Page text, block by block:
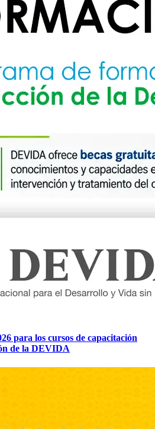
para los cursos de capacitación
de la DEVIDA